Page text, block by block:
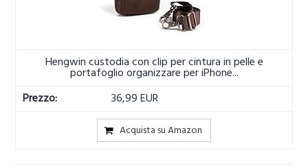
Hengwin custodia con clip per cintura in pelle e
portafoglio organizzare per iPhone...
36,99 EUR
Acquista su Amazon